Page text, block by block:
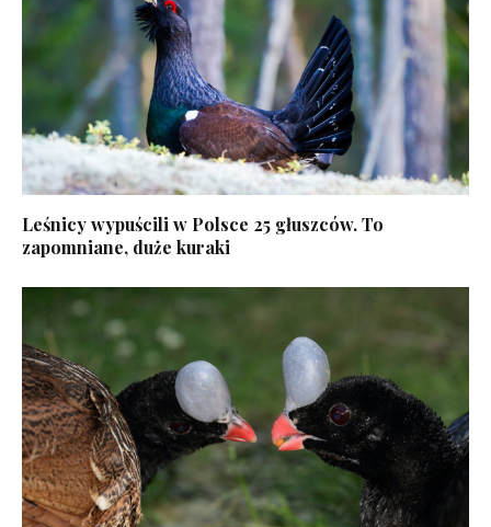
Leśnicy wypuścili w Polsce 25 głuszców. To
zapomniane, duże kuraki